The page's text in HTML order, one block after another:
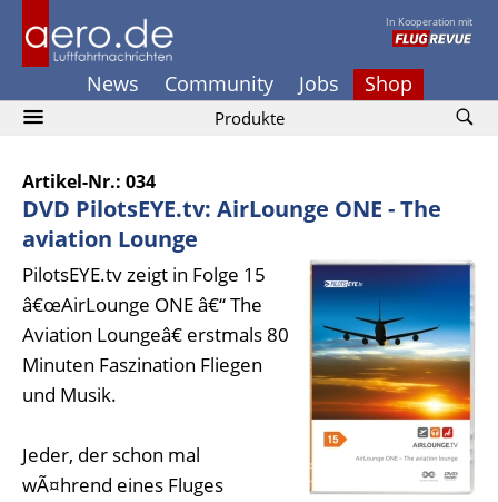
In Kooperation mit
News Community Jobs Shop
Produkte
Artikel-Nr.: 034
DVD PilotsEYE.tv: AirLounge ONE - The
aviation Lounge
PilotsEYE.tv zeigt in Folge 15
â€œAirLounge ONE â€“ The
Aviation Loungeâ€ erstmals 80
Minuten Faszination Fliegen
und Musik.
Jeder, der schon mal
wÃ¤hrend eines Fluges